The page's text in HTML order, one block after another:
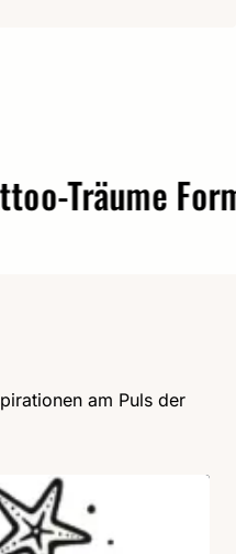
Form
am Puls der